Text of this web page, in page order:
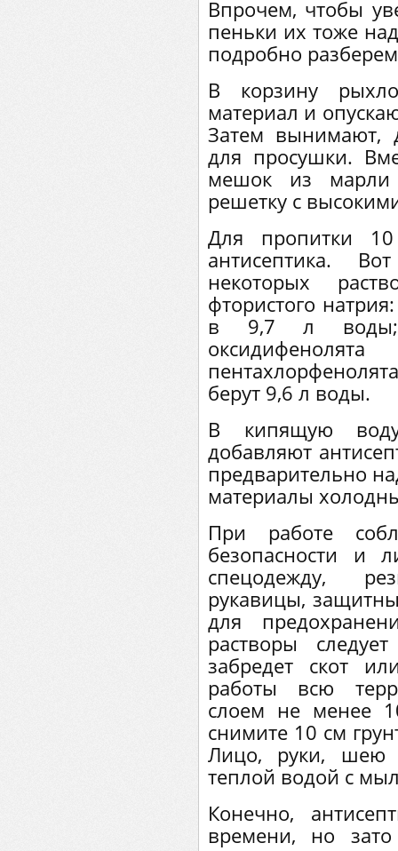
Впрочем, чтобы
пеньки их тоже
подробно
В корзину
материал и
Затем вынимают,
для просушки.
мешок из марли
решетку с
Для пропитки
антисептика.
некоторых
фтористого
в 9,7 л
берут 9,6 л воды.
В кипящую
добавляют
предварительно
материалы
При работе
безопасности и
спецодежду,
рукавицы,
для
растворы
забредет скот
работы всю
слоем не менее
снимите 10 см
Лицо, руки, шею
теплой водой с
Конечно,
времени, но